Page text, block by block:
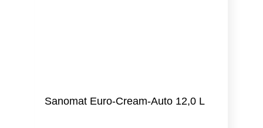
Sanomat Euro-Cream-Auto 12,0 L